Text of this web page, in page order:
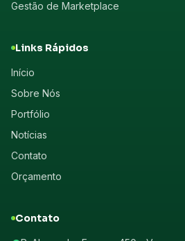
Gestão de Marketplace
Links Rápidos
Início
Sobre Nós
Portfólio
Notícias
Contato
Orçamento
Contato